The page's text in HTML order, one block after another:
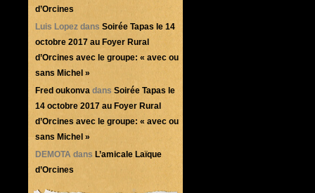
d’Orcines
Luis Lopez dans Soirée Tapas le 14
octobre 2017 au Foyer Rural
d’Orcines avec le groupe: « avec ou
sans Michel »
Fred oukonva dans Soirée Tapas le
14 octobre 2017 au Foyer Rural
d’Orcines avec le groupe: « avec ou
sans Michel »
DEMOTA dans L’amicale Laïque
d’Orcines